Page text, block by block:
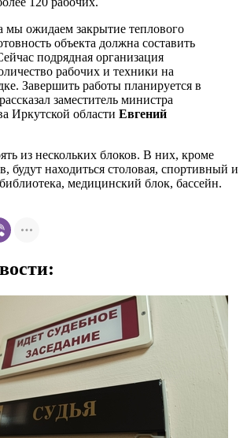
мы ожидаем закрытие теплового
объекта должна составить
подрядная организация
рабочих и техники на
Завершить работы планируется в
заместитель министра
Иркутской области Евгений
из нескольких блоков. В них, кроме
будут находиться столовая, спортивный и
медицинский блок, бассейн.